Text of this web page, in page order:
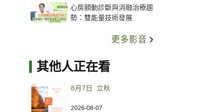
解析支架種類、風險與選擇
關鍵
心房顫動診斷與消融治療趨
勢：雙能量技術發展
更多影音
其他人正在看
8月7日 立秋
2026-08-07